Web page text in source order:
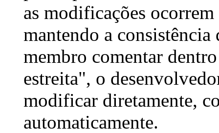
as modificações
mantendo a
membro comentar
estreita", o
modificar diretamente,
automaticamente.